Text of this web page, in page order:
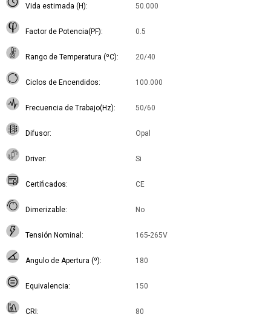
Vida estimada (H) 50.000
Factor de Potencia(PF) 0.5
Rango de Temperatura (ºC) 20/40
Ciclos de Encendidos 100.000
Frecuencia de Trabajo(Hz) 50/60
Difusor Opal
Driver Si
Certificados CE
Dimerizable No
Tensión Nominal 165-265V
Angulo de Apertura (º) 180
Equivalencia 150
CRI 80